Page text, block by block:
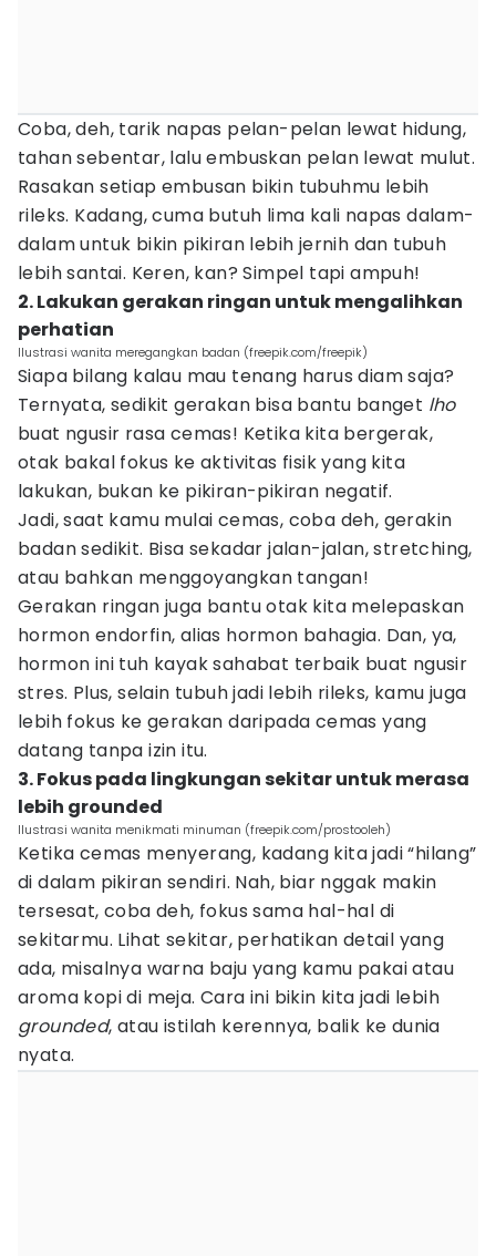
Coba, deh, tarik napas pelan-pelan lewat hidung,
tahan sebentar, lalu embuskan pelan lewat mulut.
Rasakan setiap embusan bikin tubuhmu lebih
rileks. Kadang, cuma butuh lima kali napas dalam-
dalam untuk bikin pikiran lebih jernih dan tubuh
lebih santai. Keren, kan? Simpel tapi ampuh!
2. Lakukan gerakan ringan untuk mengalihkan
perhatian
Ilustrasi wanita meregangkan badan (freepik.com/freepik)
Siapa bilang kalau mau tenang harus diam saja?
Ternyata, sedikit gerakan bisa bantu banget lho
buat ngusir rasa cemas! Ketika kita bergerak,
otak bakal fokus ke aktivitas fisik yang kita
lakukan, bukan ke pikiran-pikiran negatif.
Jadi, saat kamu mulai cemas, coba deh, gerakin
badan sedikit. Bisa sekadar jalan-jalan, stretching,
atau bahkan menggoyangkan tangan!
Gerakan ringan juga bantu otak kita melepaskan
hormon endorfin, alias hormon bahagia. Dan, ya,
hormon ini tuh kayak sahabat terbaik buat ngusir
stres. Plus, selain tubuh jadi lebih rileks, kamu juga
lebih fokus ke gerakan daripada cemas yang
datang tanpa izin itu.
3. Fokus pada lingkungan sekitar untuk merasa
lebih grounded
Ilustrasi wanita menikmati minuman (freepik.com/prostooleh)
Ketika cemas menyerang, kadang kita jadi “hilang”
di dalam pikiran sendiri. Nah, biar nggak makin
tersesat, coba deh, fokus sama hal-hal di
sekitarmu. Lihat sekitar, perhatikan detail yang
ada, misalnya warna baju yang kamu pakai atau
aroma kopi di meja. Cara ini bikin kita jadi lebih
grounded, atau istilah kerennya, balik ke dunia
nyata.